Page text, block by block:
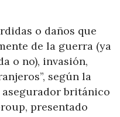
o daños que
de la guerra (ya
o no), invasión,
según la
británico
presentado